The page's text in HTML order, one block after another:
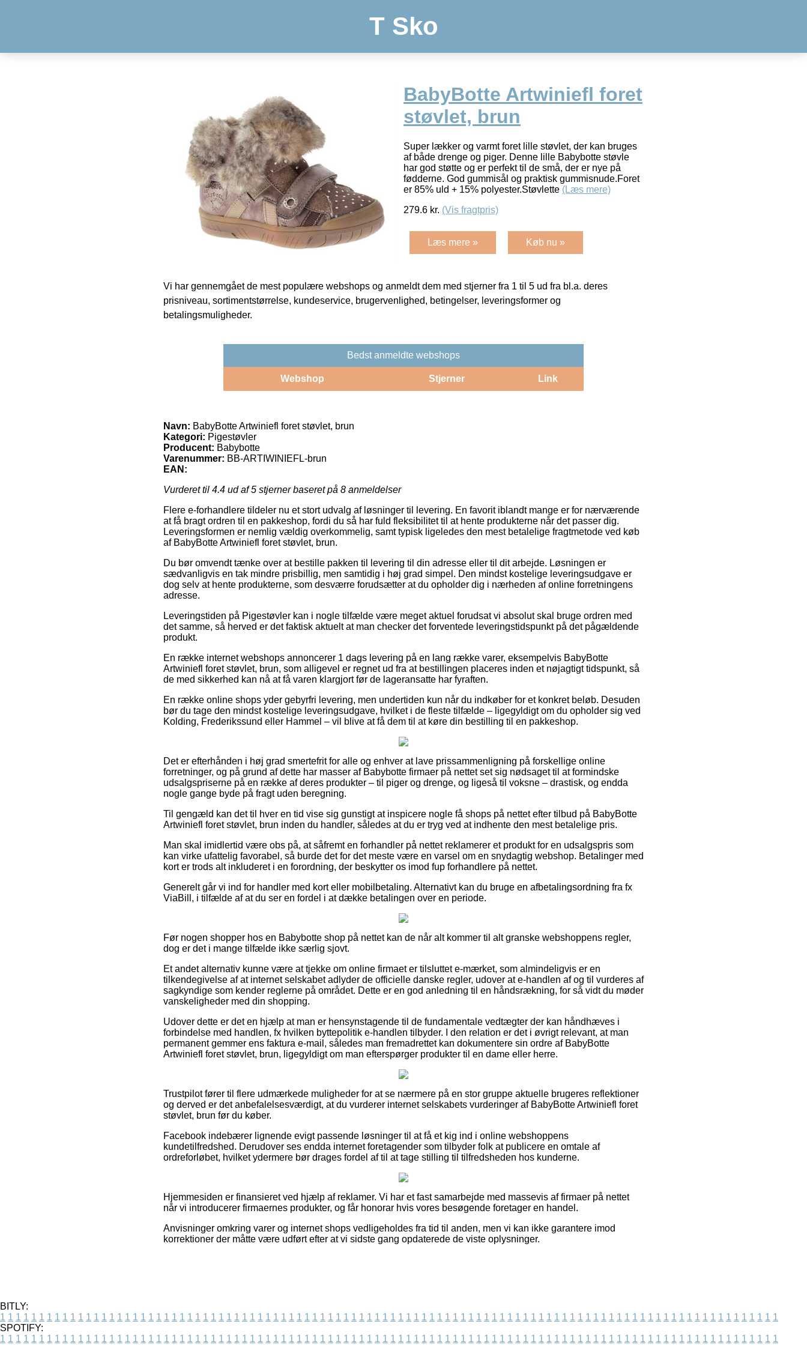
T Sko
BabyBotte Artwiniefl foret
støvlet, brun
Super lækker og varmt foret lille støvlet, der kan bruges
af både drenge og piger. Denne lille Babybotte støvle
har god støtte og er perfekt til de små, der er nye på
fødderne. God gummisål og praktisk gummisnude.Foret
er 85% uld + 15% polyester.Støvlette (Læs mere)
279.6 kr. (Vis fragtpris)
Læs mere » Køb nu »
Vi har gennemgået de mest populære webshops og anmeldt dem med stjerner fra 1 til 5 ud fra bl.a. deres
prisniveau, sortimentstørrelse, kundeservice, brugervenlighed, betingelser, leveringsformer og
betalingsmuligheder.
Bedst anmeldte webshops
Webshop Stjerner Link
Navn: BabyBotte Artwiniefl foret støvlet, brun
Kategori: Pigestøvler
Producent: Babybotte
Varenummer: BB-ARTIWINIEFL-brun
EAN:
Vurderet til 4.4 ud af 5 stjerner baseret på 8 anmeldelser
Flere e-forhandlere tildeler nu et stort udvalg af løsninger til levering. En favorit iblandt mange er for nærværende
at få bragt ordren til en pakkeshop, fordi du så har fuld fleksibilitet til at hente produkterne når det passer dig.
Leveringsformen er nemlig vældig overkommelig, samt typisk ligeledes den mest betalelige fragtmetode ved køb
af BabyBotte Artwiniefl foret støvlet, brun.
Du bør omvendt tænke over at bestille pakken til levering til din adresse eller til dit arbejde. Løsningen er
sædvanligvis en tak mindre prisbillig, men samtidig i høj grad simpel. Den mindst kostelige leveringsudgave er
dog selv at hente produkterne, som desværre forudsætter at du opholder dig i nærheden af online forretningens
adresse.
Leveringstiden på Pigestøvler kan i nogle tilfælde være meget aktuel forudsat vi absolut skal bruge ordren med
det samme, så herved er det faktisk aktuelt at man checker det forventede leveringstidspunkt på det pågældende
produkt.
En række internet webshops annoncerer 1 dags levering på en lang række varer, eksempelvis BabyBotte
Artwiniefl foret støvlet, brun, som alligevel er regnet ud fra at bestillingen placeres inden et nøjagtigt tidspunkt, så
de med sikkerhed kan nå at få varen klargjort før de lageransatte har fyraften.
En række online shops yder gebyrfri levering, men undertiden kun når du indkøber for et konkret beløb. Desuden
bør du tage den mindst kostelige leveringsudgave, hvilket i de fleste tilfælde – ligegyldigt om du opholder sig ved
Kolding, Frederikssund eller Hammel – vil blive at få dem til at køre din bestilling til en pakkeshop.
Det er efterhånden i høj grad smertefrit for alle og enhver at lave prissammenligning på forskellige online
forretninger, og på grund af dette har masser af Babybotte firmaer på nettet set sig nødsaget til at formindske
udsalgspriserne på en række af deres produkter – til piger og drenge, og ligeså til voksne – drastisk, og endda
nogle gange byde på fragt uden beregning.
Til gengæld kan det til hver en tid vise sig gunstigt at inspicere nogle få shops på nettet efter tilbud på BabyBotte
Artwiniefl foret støvlet, brun inden du handler, således at du er tryg ved at indhente den mest betalelige pris.
Man skal imidlertid være obs på, at såfremt en forhandler på nettet reklamerer et produkt for en udsalgspris som
kan virke ufattelig favorabel, så burde det for det meste være en varsel om en snydagtig webshop. Betalinger med
kort er trods alt inkluderet i en forordning, der beskytter os imod fup forhandlere på nettet.
Generelt går vi ind for handler med kort eller mobilbetaling. Alternativt kan du bruge en afbetalingsordning fra fx
ViaBill, i tilfælde af at du ser en fordel i at dække betalingen over en periode.
Før nogen shopper hos en Babybotte shop på nettet kan de når alt kommer til alt granske webshoppens regler,
dog er det i mange tilfælde ikke særlig sjovt.
Et andet alternativ kunne være at tjekke om online firmaet er tilsluttet e-mærket, som almindeligvis er en
tilkendegivelse af at internet selskabet adlyder de officielle danske regler, udover at e-handlen af og til vurderes af
sagkyndige som kender reglerne på området. Dette er en god anledning til en håndsrækning, for så vidt du møder
vanskeligheder med din shopping.
Udover dette er det en hjælp at man er hensynstagende til de fundamentale vedtægter der kan håndhæves i
forbindelse med handlen, fx hvilken byttepolitik e-handlen tilbyder. I den relation er det i øvrigt relevant, at man
permanent gemmer ens faktura e-mail, således man fremadrettet kan dokumentere sin ordre af BabyBotte
Artwiniefl foret støvlet, brun, ligegyldigt om man efterspørger produkter til en dame eller herre.
Trustpilot fører til flere udmærkede muligheder for at se nærmere på en stor gruppe aktuelle brugeres reflektioner
og derved er det anbefalelsesværdigt, at du vurderer internet selskabets vurderinger af BabyBotte Artwiniefl foret
støvlet, brun før du køber.
Facebook indebærer lignende evigt passende løsninger til at få et kig ind i online webshoppens
kundetilfredshed. Derudover ses endda internet foretagender som tilbyder folk at publicere en omtale af
ordreforløbet, hvilket ydermere bør drages fordel af til at tage stilling til tilfredsheden hos kunderne.
Hjemmesiden er finansieret ved hjælp af reklamer. Vi har et fast samarbejde med massevis af firmaer på nettet
når vi introducerer firmaernes produkter, og får honorar hvis vores besøgende foretager en handel.
Anvisninger omkring varer og internet shops vedligeholdes fra tid til anden, men vi kan ikke garantere imod
korrektioner der måtte være udført efter at vi sidste gang opdaterede de viste oplysninger.
BITLY:
1 1 1 1 1 1 1 1 1 1 1 1 1 1 1 1 1 1 1 1 1 1 1 1 1 1 1 1 1 1 1 1 1 1 1 1 1 1 1 1 1 1 1 1 1 1 1 1 1 1 1 1 1 1 1 1 1 1 1 1 1 1 1 1 1 1 1 1 1 1 1 1 1 1 1 1 1 1 1 1 1 1 1 1 1 1 1 1 1 1 1 1 1 1 1 1 1 1 1 1
SPOTIFY:
1 1 1 1 1 1 1 1 1 1 1 1 1 1 1 1 1 1 1 1 1 1 1 1 1 1 1 1 1 1 1 1 1 1 1 1 1 1 1 1 1 1 1 1 1 1 1 1 1 1 1 1 1 1 1 1 1 1 1 1 1 1 1 1 1 1 1 1 1 1 1 1 1 1 1 1 1 1 1 1 1 1 1 1 1 1 1 1 1 1 1 1 1 1 1 1 1 1 1 1